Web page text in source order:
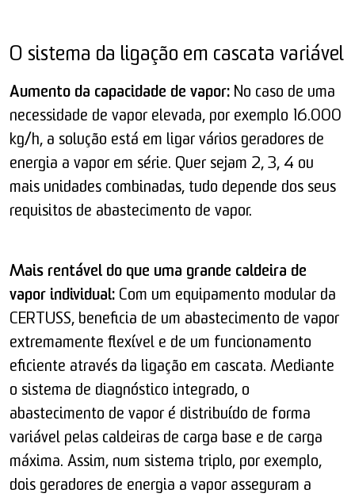
O sistema da ligação em cascata variável
Aumento da capacidade de vapor: No caso de uma
necessidade de vapor elevada, por exemplo 16.000
kg/h, a solução está em ligar vários geradores de
energia a vapor em série. Quer sejam 2, 3, 4 ou
mais unidades combinadas, tudo depende dos seus
requisitos de abastecimento de vapor.
Mais rentável do que uma grande caldeira de
vapor individual: Com um equipamento modular da
CERTUSS, beneficia de um abastecimento de vapor
extremamente flexível e de um funcionamento
eficiente através da ligação em cascata. Mediante
o sistema de diagnóstico integrado, o
abastecimento de vapor é distribuído de forma
variável pelas caldeiras de carga base e de carga
máxima. Assim, num sistema triplo, por exemplo,
dois geradores de energia a vapor asseguram a